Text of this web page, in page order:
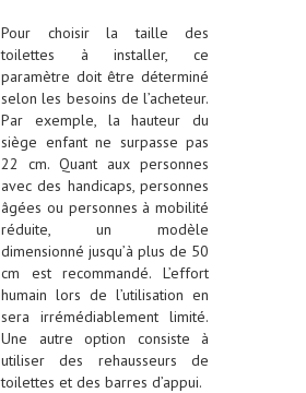
Pour choisir la taille des
toilettes à installer, ce
paramètre doit être déterminé
selon les besoins de l’acheteur.
Par exemple, la hauteur du
siège enfant ne surpasse pas
22 cm. Quant aux personnes
avec des handicaps, personnes
âgées ou personnes à mobilité
réduite, un modèle
dimensionné jusqu’à plus de 50
cm est recommandé. L’effort
humain lors de l’utilisation en
sera irrémédiablement limité.
Une autre option consiste à
utiliser des rehausseurs de
toilettes et des barres d’appui.